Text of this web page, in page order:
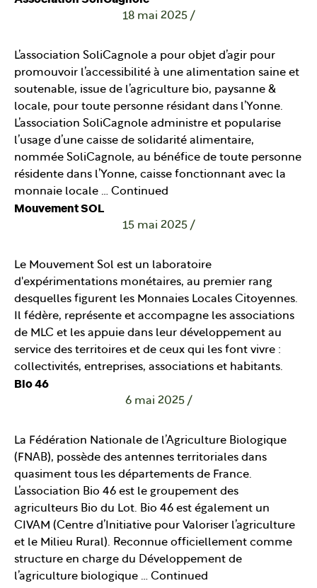
18 mai 2025 /
L’association SoliCagnole a pour objet d’agir pour
promouvoir l’accessibilité à une alimentation saine et
soutenable, issue de l’agriculture bio, paysanne &
locale, pour toute personne résidant dans l’Yonne.
L’association SoliCagnole administre et popularise
l’usage d’une caisse de solidarité alimentaire,
nommée SoliCagnole, au bénéfice de toute personne
résidente dans l’Yonne, caisse fonctionnant avec la
monnaie locale … Continued
Mouvement SOL
15 mai 2025 /
Le Mouvement Sol est un laboratoire
d'expérimentations monétaires, au premier rang
desquelles figurent les Monnaies Locales Citoyennes.
Il fédère, représente et accompagne les associations
de MLC et les appuie dans leur développement au
service des territoires et de ceux qui les font vivre :
collectivités, entreprises, associations et habitants.
Bio 46
6 mai 2025 /
La Fédération Nationale de l’Agriculture Biologique
(FNAB), possède des antennes territoriales dans
quasiment tous les départements de France.
L’association Bio 46 est le groupement des
agriculteurs Bio du Lot. Bio 46 est également un
CIVAM (Centre d’Initiative pour Valoriser l’agriculture
et le Milieu Rural). Reconnue officiellement comme
structure en charge du Développement de
l’agriculture biologique … Continued